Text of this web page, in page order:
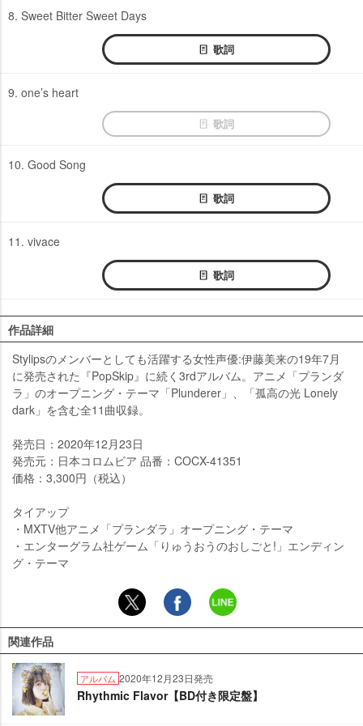
8. Sweet Bitter Sweet Days
歌詞
9. one’s heart
歌詞
10. Good Song
歌詞
11. vivace
歌詞
作品詳細
Stylipsのメンバーとしても活躍する女性声優:伊藤美来の19年7月
に発売された『PopSkip』に続く3rdアルバム。アニメ「プランダ
ラ」のオープニング・テーマ「Plunderer」、「孤高の光 Lonely
dark」を含む全11曲収録。
発売日：2020年12月23日
発売元：日本コロムビア 品番：COCX-41351
価格：3,300円（税込）
タイアップ
・MXTV他アニメ「プランダラ」オープニング・テーマ
・エンターグラム社ゲーム「りゅうおうのおしごと!」エンディン
グ・テーマ
関連作品
アルバム 2020年12月23日発売
Rhythmic Flavor【BD付き限定盤】